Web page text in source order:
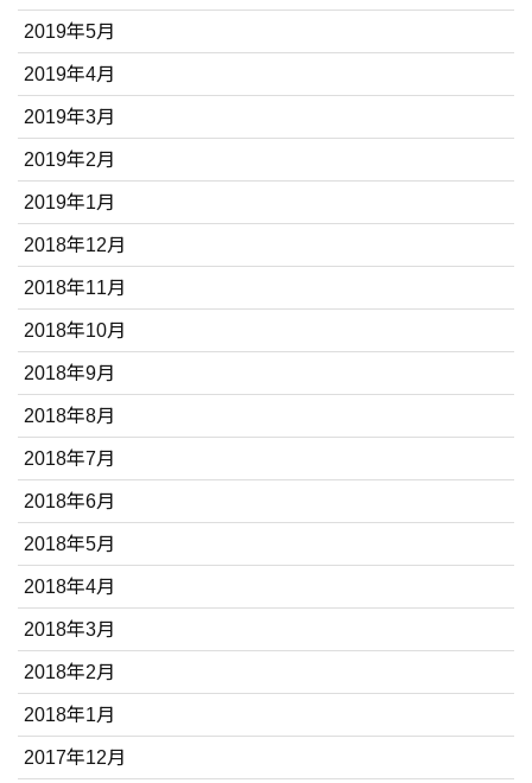
2019年5月
2019年4月
2019年3月
2019年2月
2019年1月
2018年12月
2018年11月
2018年10月
2018年9月
2018年8月
2018年7月
2018年6月
2018年5月
2018年4月
2018年3月
2018年2月
2018年1月
2017年12月